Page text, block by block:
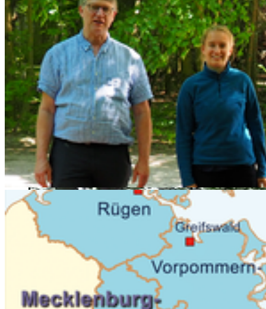
Go to slide 2
Go to slide 3
Go to slide 4
Go to slide 5
Go to slide 6
Go to slide 7